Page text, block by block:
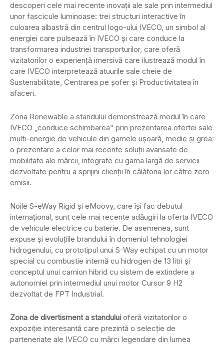
descoperi cele mai recente inovații ale sale prin intermediul
unor fascicule luminoase: trei structuri interactive în
culoarea albastră din centrul logo-ului IVECO, un simbol al
energiei care pulsează în IVECO și care conduce la
transformarea industriei transporturilor, care oferă
vizitatorilor o experiență imersivă care ilustrează modul în
care IVECO interpretează atuurile sale cheie de
Sustenabilitate, Centrarea pe șofer și Productivitatea în
afaceri.
Zona Renewable a standului demonstrează modul în care
IVECO „conduce schimbarea” prin prezentarea ofertei sale
multi-energie de vehicule din gamele ușoară, medie și grea:
o prezentare a celor mai recente soluții avansate de
mobilitate ale mărcii, integrate cu gama largă de servicii
dezvoltate pentru a sprijini clienții în călătoria lor către zero
emisii.
Noile S-eWay Rigid și eMoovy, care își fac debutul
internațional, sunt cele mai recente adăugiri la oferta IVECO
de vehicule electrice cu baterie. De asemenea, sunt
expuse și evoluțiile brandului în domeniul tehnologiei
hidrogenului, cu prototipul unui S-Way echipat cu un motor
special cu combustie internă cu hidrogen de 13 litri și
conceptul unui camion hibrid cu sistem de extindere a
autonomiei prin intermediul unui motor Cursor 9 H2
dezvoltat de FPT Industrial.
Zona de divertisment a standului oferă vizitatorilor o
expoziție interesantă care prezintă o selecție de
parteneriate ale IVECO cu mărci legendare din lumea